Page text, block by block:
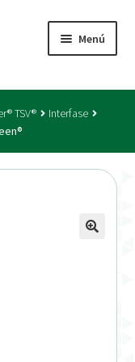
Menú
TSV®
Interfase